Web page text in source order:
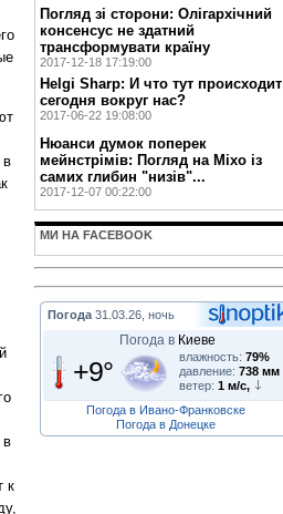
в
в
к
Погляд зі сторони: Олігархічний
консенсус не здатний
трансформувати країну
2017-12-18 17:19:00
Helgi Sharp: И что тут происходит
сегодня вокруг нас?
2017-06-22 19:08:00
Нюанси думок поперек
мейнстрімів: Погляд на Міхо із
самих глибин "низів"...
2017-12-07 00:22:00
МИ НА FACEBOOK
Погода 31.03.26, ночь
Погода в Киеве
+9° влажность: 79%
давление: 738 мм
ветер: 1 м/с,
Погода в Ивано-Франковске
Погода в Донецке